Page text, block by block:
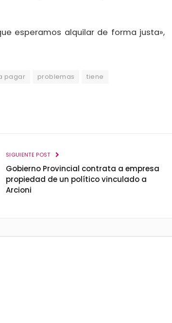
esperamos alquilar de forma justa»,
pagar problemas tiene
SIGUIENTE POST
Gobierno Provincial contrata a empresa
propiedad de un político vinculado a
Arcioni